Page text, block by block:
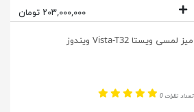
۲۰۳,۰۰۰,۰۰۰ تومان
میز لمسی ویستا Vista-T32 ویندوز
تعداد نظرات 0